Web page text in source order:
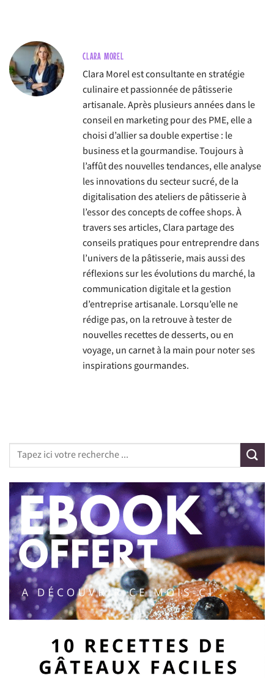
CLARA MOREL
Clara Morel est consultante en stratégie
culinaire et passionnée de pâtisserie
artisanale. Après plusieurs années dans le
conseil en marketing pour des PME, elle a
choisi d’allier sa double expertise : le
business et la gourmandise. Toujours à
l’affût des nouvelles tendances, elle analyse
les innovations du secteur sucré, de la
digitalisation des ateliers de pâtisserie à
l’essor des concepts de coffee shops. À
travers ses articles, Clara partage des
conseils pratiques pour entreprendre dans
l’univers de la pâtisserie, mais aussi des
réflexions sur les évolutions du marché, la
communication digitale et la gestion
d’entreprise artisanale. Lorsqu’elle ne
rédige pas, on la retrouve à tester de
nouvelles recettes de desserts, ou en
voyage, un carnet à la main pour noter ses
inspirations gourmandes.